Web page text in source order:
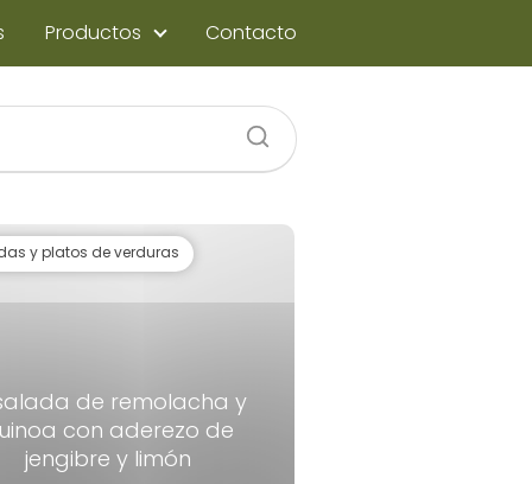
Productos Contacto
y platos de verduras
de remolacha y
con aderezo de
jengibre y limón